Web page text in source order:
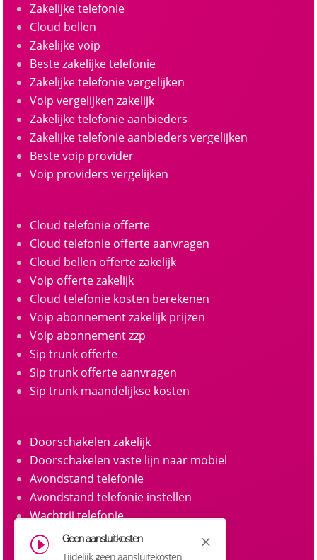
Zakelijke telefonie
Cloud bellen
Zakelijke voip
Beste zakelijke telefonie
Zakelijke telefonie vergelijken
Voip vergelijken zakelijk
Zakelijke telefonie aanbieders
Zakelijke telefonie aanbieders vergelijken
Beste voip provider
Voip providers vergelijken
Cloud telefonie offerte
Cloud telefonie offerte aanvragen
Cloud bellen offerte zakelijk
Voip offerte zakelijk
Cloud telefonie kosten berekenen
Voip abonnement zakelijk prijzen
Voip abonnement zzp
Sip trunk offerte
Sip trunk offerte aanvragen
Sip trunk maandelijkse kosten
Doorschakelen zakelijk
Doorschakelen vaste lijn naar mobiel
Avondstand telefonie
Avondstand telefonie instellen
Wachtrij telefonie
Call queue telefonie
Belgroepen
M
I Geen aansluitkosten
Tijdelijk geen aansluitekosten